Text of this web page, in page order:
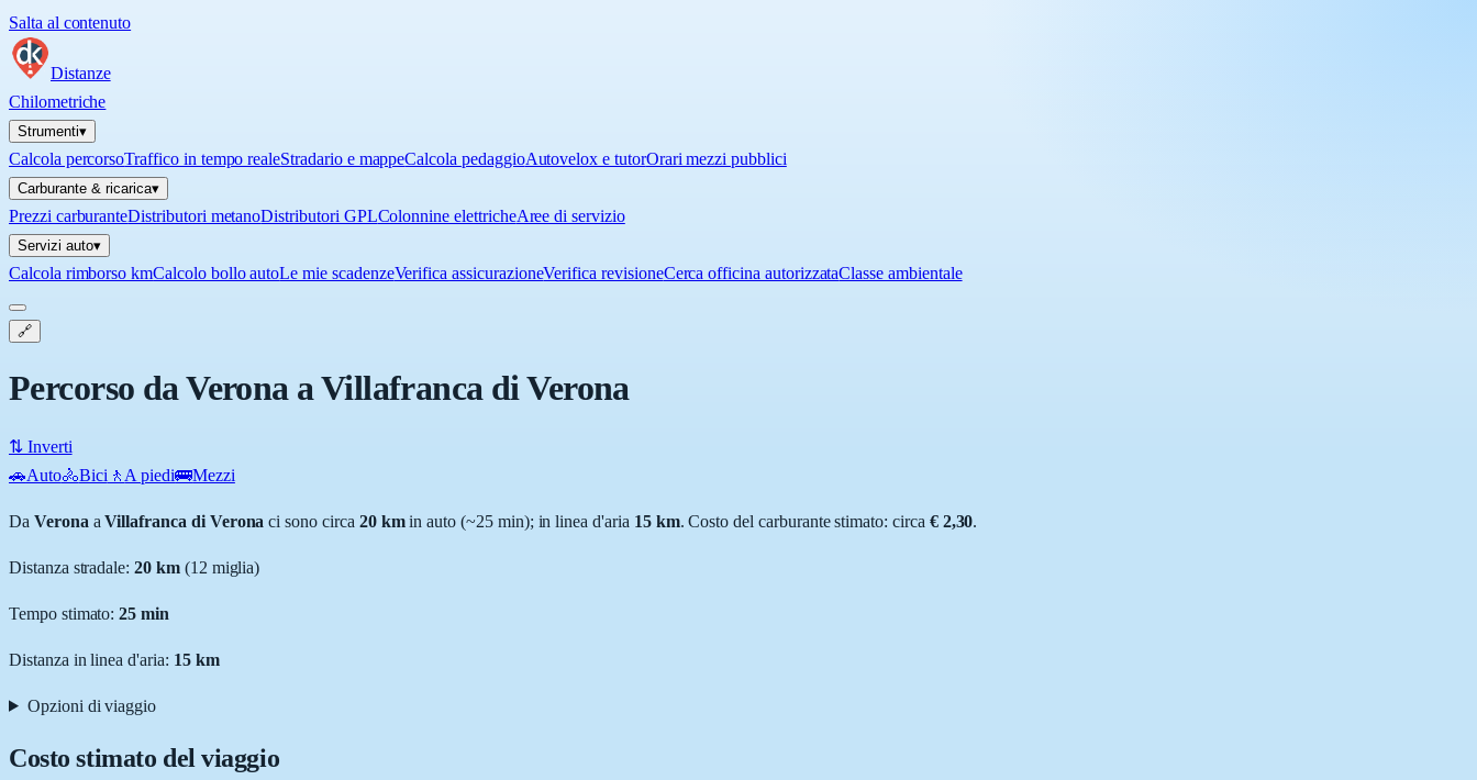
Salta al contenuto
Distanze
Chilometriche
Strumenti▾
Calcola percorsoTraffico in tempo realeStradario e mappeCalcola pedaggioAutovelox e tutorOrari mezzi pubblici
Carburante & ricarica▾
Prezzi carburanteDistributori metanoDistributori GPLColonnine elettricheAree di servizio
Servizi auto▾
Calcola rimborso kmCalcolo bollo autoLe mie scadenzeVerifica assicurazioneVerifica revisioneCerca officina autorizzataClasse ambientale
🔗
Percorso da Verona a Villafranca di Verona
⇅ Inverti
🚗Auto🚴Bici 🚶 A piedi🚌Mezzi
Da Verona aVillafranca di Verona ci sono circa 20kmin auto (~25 min); in linea d'aria 15km. Costo del carburante stimato: circa € 2,30.
Distanza stradale:20 km (12 miglia)
Tempo stimato:25 min
Distanza in linea d'aria: 15km
Opzioni di viaggio
Costo stimato del viaggio